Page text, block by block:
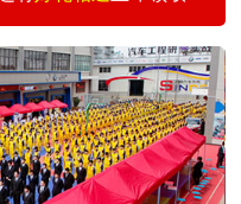
1 王景仰 预约
3 魏志伟 预约
3 董文亮 预约
6 刘雨涛 预约
3 王国祥 预约